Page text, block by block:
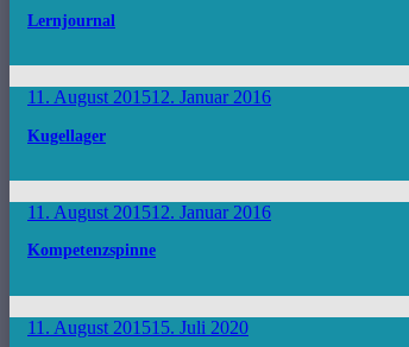
Lernjournal
11. August 201512. Januar 2016
Kugellager
11. August 201512. Januar 2016
Kompetenzspinne
11. August 201515. Juli 2020